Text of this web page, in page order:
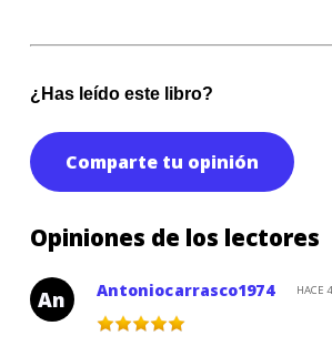
¿Has leído este libro?
Comparte tu opinión
Opiniones de los lectores
An Antoniocarrasco1974 HACE